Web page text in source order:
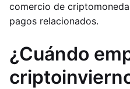
comercio de
pagos relacionados.
¿Cuándo